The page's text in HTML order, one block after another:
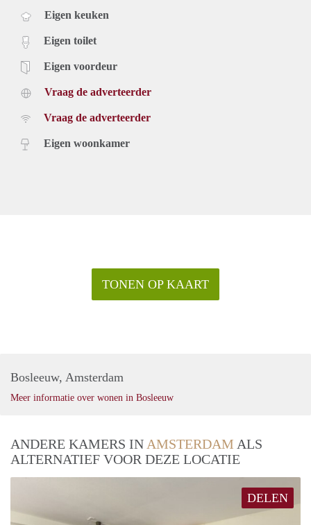
Eigen keuken
Eigen toilet
Eigen voordeur
Vraag de adverteerder
Vraag de adverteerder
Eigen woonkamer
TONEN OP KAART
Bosleeuw, Amsterdam
Meer informatie over wonen in Bosleeuw
ANDERE KAMERS INAMSTERDAM ALS
ALTERNATIEF VOOR DEZE LOCATIE
DELEN